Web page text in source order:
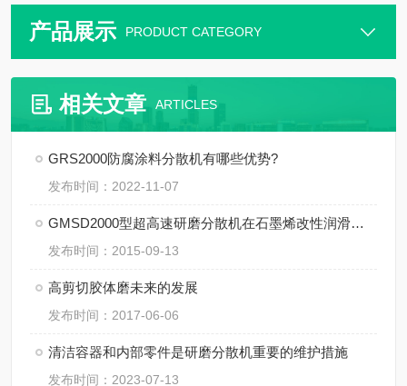
产品展示 PRODUCT CATEGORY
相关文章 ARTICLES
GRS2000防腐涂料分散机有哪些优势?
发布时间：2022-11-07
GMSD2000型超高速研磨分散机在石墨烯改性润滑油中的应用
发布时间：2015-09-13
高剪切胶体磨未来的发展
发布时间：2017-06-06
清洁容器和内部零件是研磨分散机重要的维护措施
发布时间：2023-07-13